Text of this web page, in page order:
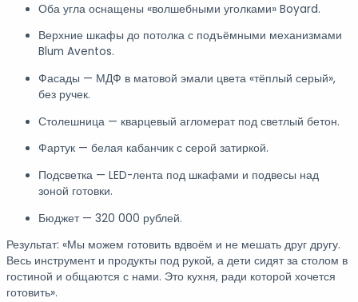
Оба угла оснащены «волшебными уголками» Boyard.
Верхние шкафы до потолка с подъёмными механизмами
Blum Aventos.
Фасады — МДФ в матовой эмали цвета «тёплый серый»,
без ручек.
Столешница — кварцевый агломерат под светлый бетон.
Фартук — белая кабанчик с серой затиркой.
Подсветка — LED-лента под шкафами и подвесы над
зоной готовки.
Бюджет — 320 000 рублей.
Результат: «Мы можем готовить вдвоём и не мешать друг другу.
Весь инструмент и продукты под рукой, а дети сидят за столом в
гостиной и общаются с нами. Это кухня, ради которой хочется
готовить».